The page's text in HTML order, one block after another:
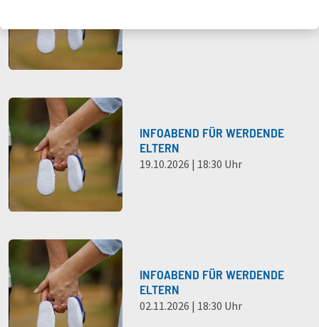
INFOABEND FÜR WERDENDE
ELTERN
19.10.2026 | 18:30 Uhr
INFOABEND FÜR WERDENDE
ELTERN
02.11.2026 | 18:30 Uhr